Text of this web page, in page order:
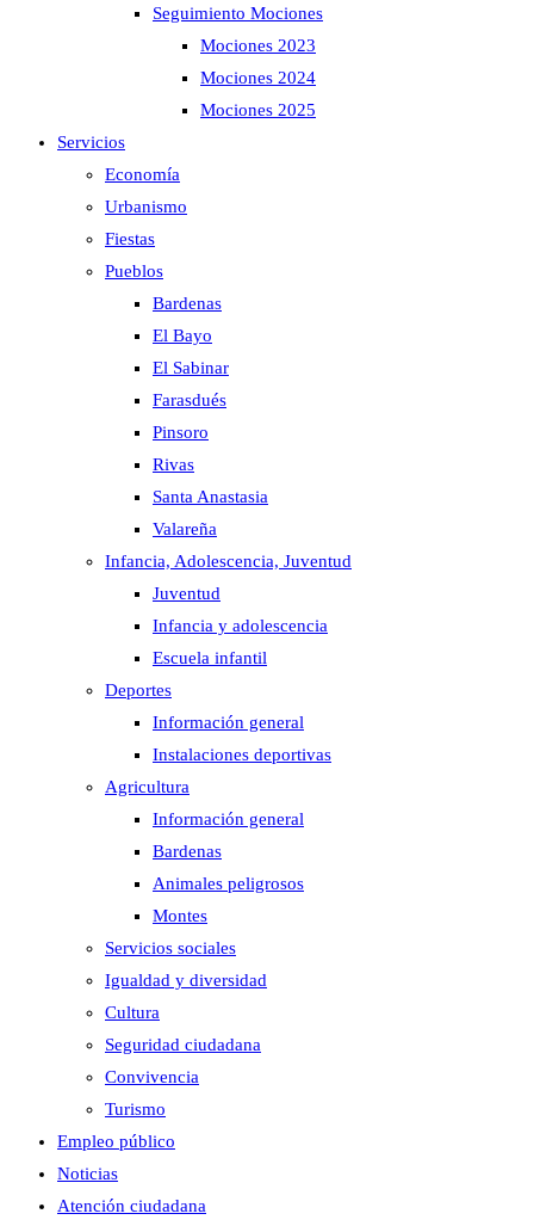
Seguimiento Mociones
Mociones 2023
Mociones 2024
Mociones 2025
Servicios
Economía
Urbanismo
Fiestas
Pueblos
Bardenas
El Bayo
El Sabinar
Farasdués
Pinsoro
Rivas
Santa Anastasia
Valareña
Infancia, Adolescencia, Juventud
Juventud
Infancia y adolescencia
Escuela infantil
Deportes
Información general
Instalaciones deportivas
Agricultura
Información general
Bardenas
Animales peligrosos
Montes
Servicios sociales
Igualdad y diversidad
Cultura
Seguridad ciudadana
Convivencia
Turismo
Empleo público
Noticias
Atención ciudadana